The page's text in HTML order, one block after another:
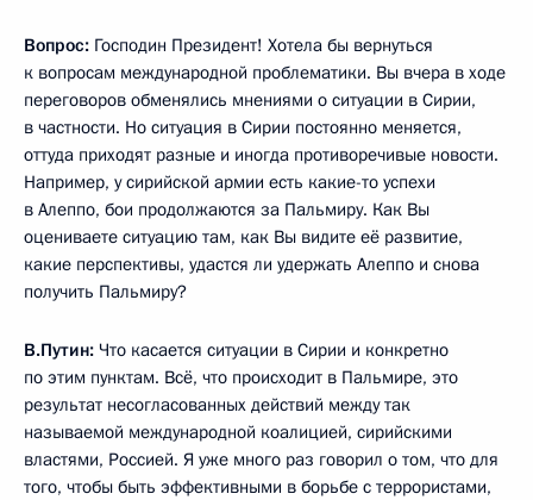
Вопрос: Господин Президент! Хотела бы вернуться
к вопросам международной проблематики. Вы вчера в ходе
переговоров обменялись мнениями о ситуации в Сирии,
в частности. Но ситуация в Сирии постоянно меняется,
оттуда приходят разные и иногда противоречивые новости.
Например, у сирийской армии есть какие-то успехи
в Алеппо, бои продолжаются за Пальмиру. Как Вы
оцениваете ситуацию там, как Вы видите её развитие,
какие перспективы, удастся ли удержать Алеппо и снова
получить Пальмиру?
В.Путин: Что касается ситуации в Сирии и конкретно
по этим пунктам. Всё, что происходит в Пальмире, это
результат несогласованных действий между так
называемой международной коалицией, сирийскими
властями, Россией. Я уже много раз говорил о том, что для
того, чтобы быть эффективными в борьбе с террористами,